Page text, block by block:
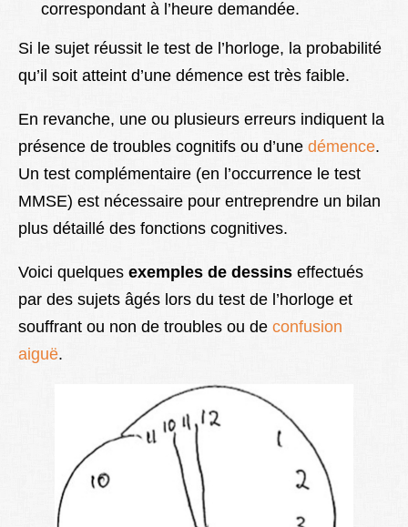
correspondant à l’heure demandée.
Si le sujet réussit le test de l’horloge, la probabilité
qu’il soit atteint d’une démence est très faible.
En revanche, une ou plusieurs erreurs indiquent la
présence de troubles cognitifs ou d’une démence.
Un test complémentaire (en l’occurrence le test
MMSE) est nécessaire pour entreprendre un bilan
plus détaillé des fonctions cognitives.
Voici quelques exemples de dessins effectués
par des sujets âgés lors du test de l’horloge et
souffrant ou non de troubles ou de confusion
aiguë.